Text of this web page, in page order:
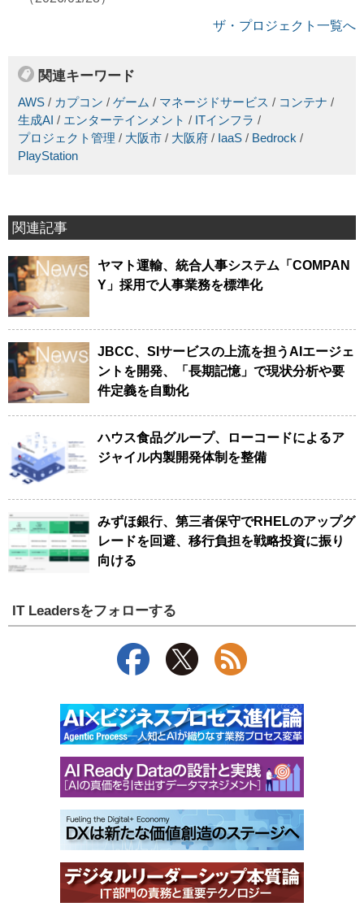
ザ・プロジェクト一覧へ
関連キーワード
AWS / カプコン / ゲーム / マネージドサービス / コンテナ /
生成AI / エンターテインメント / ITインフラ /
プロジェクト管理 / 大阪市 / 大阪府 / IaaS / Bedrock /
PlayStation
関連記事
ヤマト運輸、統合人事システム「COMPAN
Y」採用で人事業務を標準化
JBCC、SIサービスの上流を担うAIエージェ
ントを開発、「長期記憶」で現状分析や要
件定義を自動化
ハウス食品グループ、ローコードによるア
ジャイル内製開発体制を整備
みずほ銀行、第三者保守でRHELのアップグ
レードを回避、移行負担を戦略投資に振り
向ける
IT Leadersをフォローする